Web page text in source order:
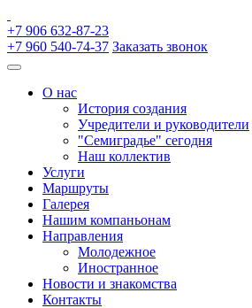
+7 906 632-87-23
+7 960 540-74-37 Заказать звонок
О нас
История создания
Учредители и руководители
"Семиградье" сегодня
Наш коллектив
Услуги
Маршруты
Галерея
Нашим компаньонам
Направления
Молодежное
Иностранное
Новости и знакомства
Контакты